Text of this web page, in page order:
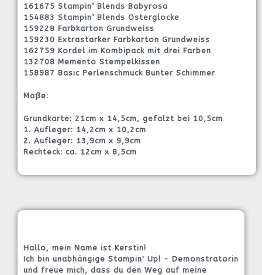
161675 Stampin‘ Blends Babyrosa
154883 Stampin‘ Blends Osterglocke
159228 Farbkarton Grundweiss
159230 Extrastarker Farbkarton Grundweiss
162759 Kordel im Kombipack mit drei Farben
132708 Memento Stempelkissen
158987 Basic Perlenschmuck Bunter Schimmer
Maße:
Grundkarte: 21cm x 14,5cm, gefalzt bei 10,5cm
1. Aufleger: 14,2cm x 10,2cm
2. Aufleger: 13,9cm x 9,9cm
Rechteck: ca. 12cm x 8,5cm
Hallo, mein Name ist Kerstin!
Ich bin unabhängige Stampin' Up! - Demonstratorin
und freue mich, dass du den Weg auf meine